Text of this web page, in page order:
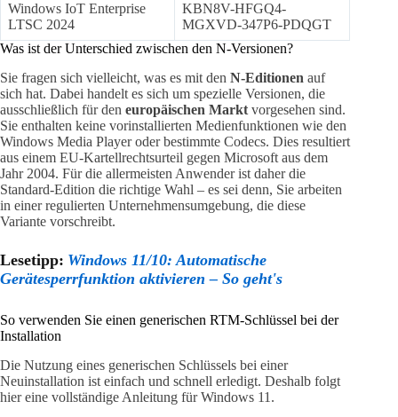
Windows IoT Enterprise
LTSC 2024
KBN8V-HFGQ4-
MGXVD-347P6-PDQGT
Was ist der Unterschied zwischen den N-Versionen?
Sie fragen sich vielleicht, was es mit den N-Editionen auf
sich hat. Dabei handelt es sich um spezielle Versionen, die
ausschließlich für den europäischen Markt vorgesehen sind.
Sie enthalten keine vorinstallierten Medienfunktionen wie den
Windows Media Player oder bestimmte Codecs. Dies resultiert
aus einem EU-Kartellrechtsurteil gegen Microsoft aus dem
Jahr 2004. Für die allermeisten Anwender ist daher die
Standard-Edition die richtige Wahl – es sei denn, Sie arbeiten
in einer regulierten Unternehmensumgebung, die diese
Variante vorschreibt.
Lesetipp: Windows 11/10: Automatische
Gerätesperrfunktion aktivieren – So geht's
So verwenden Sie einen generischen RTM-Schlüssel bei der
Installation
Die Nutzung eines generischen Schlüssels bei einer
Neuinstallation ist einfach und schnell erledigt. Deshalb folgt
hier eine vollständige Anleitung für Windows 11.